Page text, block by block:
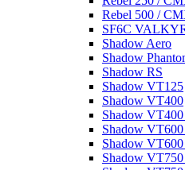
Rebel 500 /
SF6C
Shadow Aero
Shadow
Shadow RS
Shadow VT125
Shadow VT400
Shadow
Shadow
Shadow
Shadow